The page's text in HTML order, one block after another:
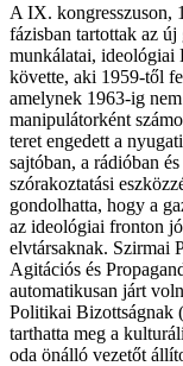
A IX. kongresszuson,
fázisban tartottak az új
munkálatai, ideológiai
követte, aki 1959-től
amelynek 1963-ig
manipulátorként
teret engedett a
sajtóban, a rádióban
szórakoztatási
gondolhatta, hogy a
az ideológiai fronton
elvtársaknak. Szirmai
Agitációs és
automatikusan járt
Politikai Bizottságnak
tarthatta meg a
oda önálló vezetőt